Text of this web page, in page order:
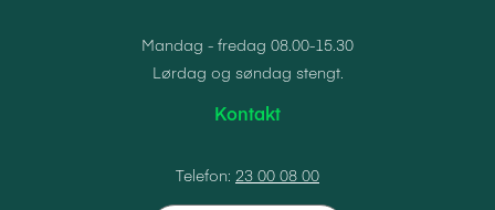
Mandag - fredag 08.00-15.30
Lørdag og søndag stengt.
Kontakt
Telefon: 23 00 08 00